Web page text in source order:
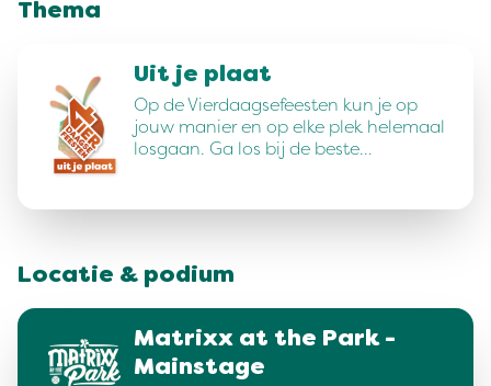
Thema
Uit je plaat
Op de Vierdaagsefeesten kun je op
jouw manier en op elke plek helemaal
losgaan. Ga los bij de beste…
Locatie & podium
Matrixx at the Park -
Mainstage